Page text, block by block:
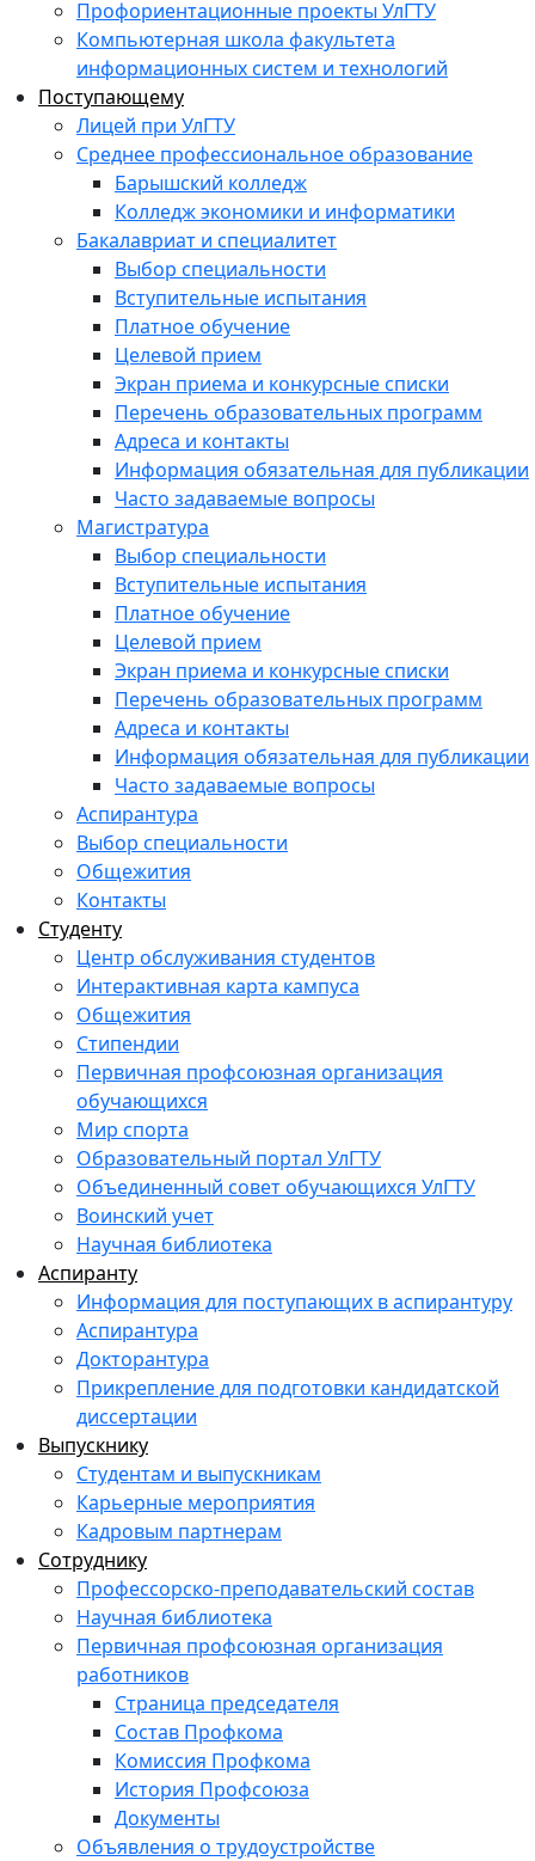
Профориентационные проекты УлГТУ
Компьютерная школа факультета
информационных систем и технологий
Поступающему
Лицей при УлГТУ
Среднее профессиональное образование
Барышский колледж
Колледж экономики и информатики
Бакалавриат и специалитет
Выбор специальности
Вступительные испытания
Платное обучение
Целевой прием
Экран приема и конкурсные списки
Перечень образовательных программ
Адреса и контакты
Информация обязательная для публикации
Часто задаваемые вопросы
Магистратура
Выбор специальности
Вступительные испытания
Платное обучение
Целевой прием
Экран приема и конкурсные списки
Перечень образовательных программ
Адреса и контакты
Информация обязательная для публикации
Часто задаваемые вопросы
Аспирантура
Выбор специальности
Общежития
Контакты
Студенту
Центр обслуживания студентов
Интерактивная карта кампуса
Общежития
Стипендии
Первичная профсоюзная организация
обучающихся
Мир спорта
Образовательный портал УлГТУ
Объединенный совет обучающихся УлГТУ
Воинский учет
Научная библиотека
Аспиранту
Информация для поступающих в аспирантуру
Аспирантура
Докторантура
Прикрепление для подготовки кандидатской
диссертации
Выпускнику
Студентам и выпускникам
Карьерные мероприятия
Кадровым партнерам
Сотруднику
Профессорско-преподавательский состав
Научная библиотека
Первичная профсоюзная организация
работников
Страница председателя
Состав Профкома
Комиссия Профкома
История Профсоюза
Документы
Объявления о трудоустройстве